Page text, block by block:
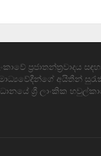
ප්‍රජාතන්ත්‍රවාදය
අයිතීන්
ශ්‍රී ලාංකික